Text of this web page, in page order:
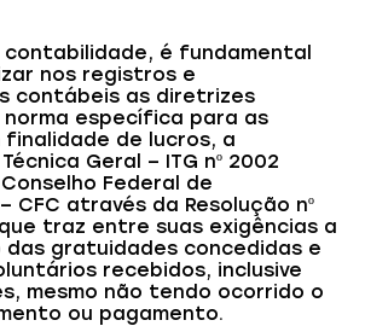
contabilidade, é fundamental
nos registros e
contábeis as diretrizes
específica para as
de lucros, a
Geral – ITG nº 2002
Federal de
CFC através da Resolução nº
que traz entre suas exigências a
gratuidades concedidas e
recebidos, inclusive
mesmo não tendo ocorrido o
ou pagamento.